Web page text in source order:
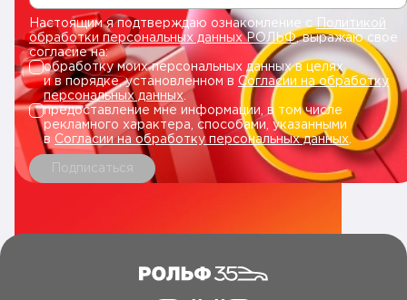
Настоящим я подтверждаю ознакомление сПолитикой
обработки персональных данных РОЛЬФ, выражаю свое
согласие на:
обработку моих персональных данных в целях
и в порядке, установленном в Согласии на обработку
персональных данных.
предоставление мне информации, в том числе
рекламного характера, способами, указанными
в Согласии на обработку персональных данных
Подписаться